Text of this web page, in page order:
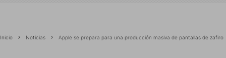
Inicio Noticias Apple se prepara para una producción masiva de pantallas de zafiro